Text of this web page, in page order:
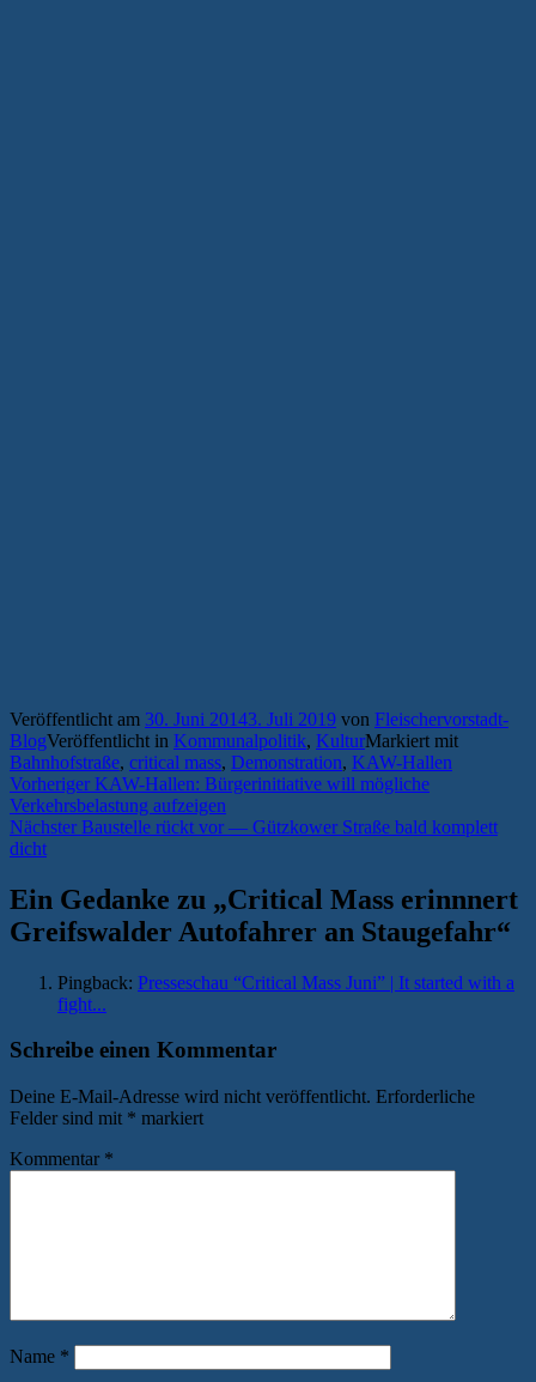
Veröffentlicht am 30. Juni 20143. Juli 2019 von Fleischervorstadt-
BlogVeröffentlicht in Kommunalpolitik, KulturMarkiert mit
Bahnhofstraße, critical mass, Demonstration, KAW-Hallen
Beitragsnavigation
Vorheriger Vorheriger
Beitrag:
KAW-Hallen: Bürgerinitiative will mögliche
Verkehrsbelastung aufzeigen
Nächster Nächster
Baustelle rückt vor — Gützkower Straße bald komplett
dicht
Ein Gedanke zu „Critical Mass erinnnert
Greifswalder Autofahrer an Staugefahr“
Pingback: Presseschau “Critical Mass Juni” | It started with a
fight...
Schreibe einen Kommentar
Deine E-Mail-Adresse wird nicht veröffentlicht. Erforderliche
Felder sind mit * markiert
Kommentar *
Name *